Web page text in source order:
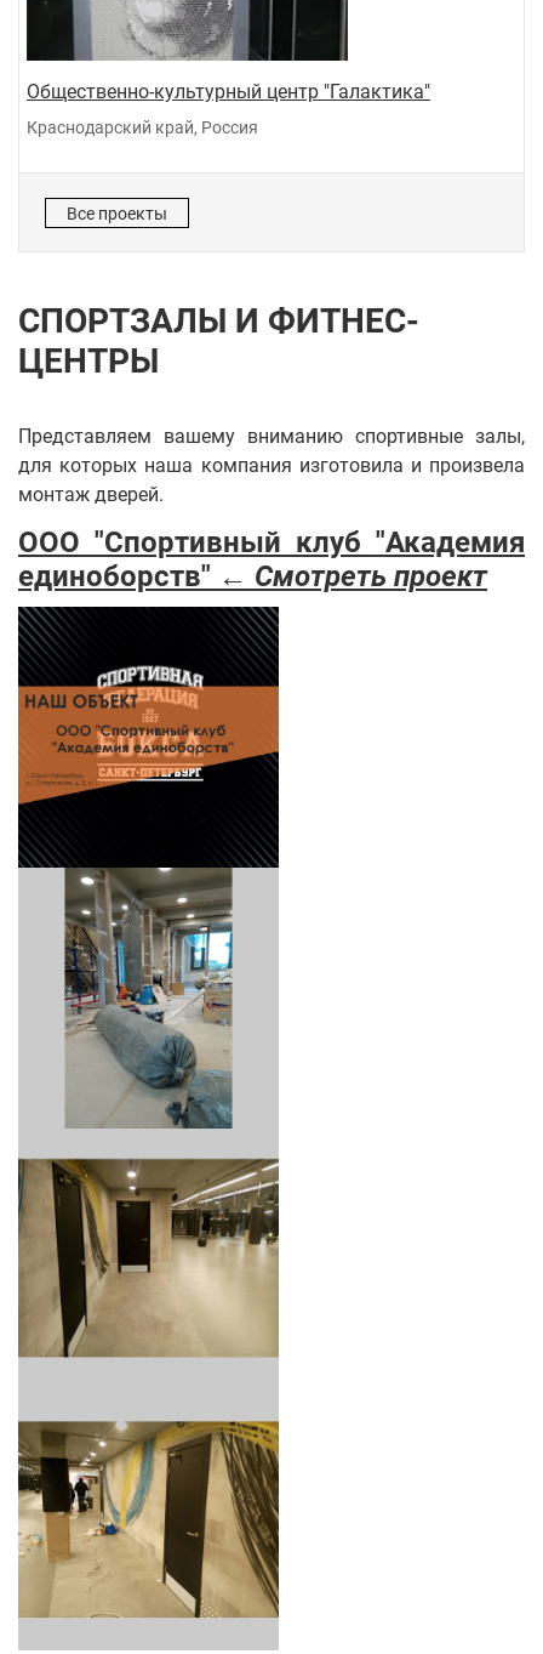
Общественно-культурный центр "Галактика"
Краснодарский край, Россия
Все проекты
СПОРТЗАЛЫ И ФИТНЕС-
ЦЕНТРЫ
Представляем вашему вниманию спортивные залы,
для которых наша компания изготовила и произвела
монтаж дверей.
ООО "Спортивный клуб "Академия
единоборств" ← Смотреть проект